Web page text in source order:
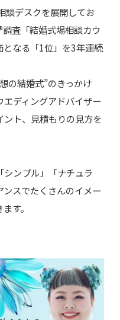
談デスクを展開してお
査「結婚式場相談カウ
となる「1位」を3年連続
の結婚式”のきっかけ
ディングアドバイザー
ト、見積もりの見方を
ンプル」「ナチュラ
スでたくさんのイメー
す。